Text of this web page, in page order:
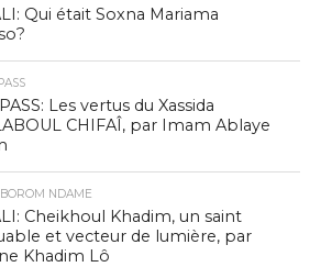
Qui était Soxna Mariama
Les vertus du Xassida
CHIFAÎ, par Imam Ablaye
NDAME
Cheikhoul Khadim, un saint
et vecteur de lumière, par
Khadim Lô